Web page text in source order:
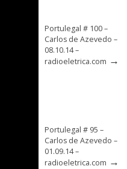
Portulegal # 100 –
Carlos de Azevedo –
08.10.14 –
radioeletrica.com →
Portulegal # 95 –
Carlos de Azevedo –
01.09.14 –
radioeletrica.com →